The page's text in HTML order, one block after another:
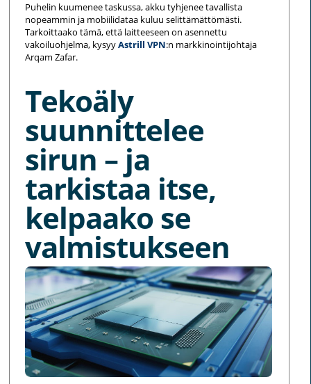
Puhelin kuumenee taskussa, akku tyhjenee tavallista
nopeammin ja mobiilidataa kuluu selittämättömästi.
Tarkoittaako tämä, että laitteeseen on asennettu
vakoiluohjelma, kysyyAstrill VPN:n markkinointijohtaja
Arqam Zafar.
Tekoäly
suunnittelee
sirun – ja
tarkistaa itse,
kelpaako se
valmistukseen